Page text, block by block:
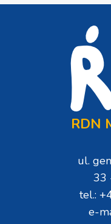
RDN
ul.
33
tel.:
e-